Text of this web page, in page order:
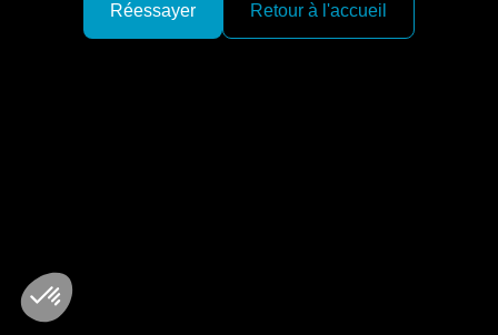
Réessayer Retour à l'accueil